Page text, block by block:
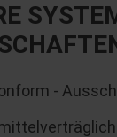
-